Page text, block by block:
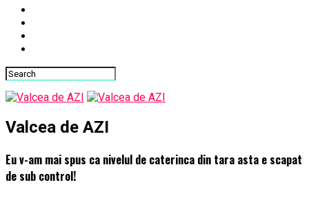
Valcea de AZI
Eu v-am mai spus ca nivelul de caterinca din tara asta e scapat
de sub control!